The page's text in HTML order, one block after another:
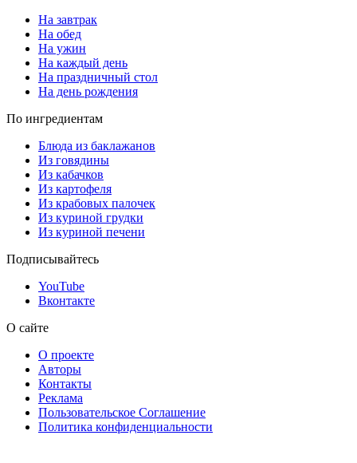
На завтрак
На обед
На ужин
На каждый день
На праздничный стол
На день рождения
По ингредиентам
Блюда из баклажанов
Из говядины
Из кабачков
Из картофеля
Из крабовых палочек
Из куриной грудки
Из куриной печени
Подписывайтесь
YouTube
Вконтакте
О сайте
О проекте
Авторы
Контакты
Реклама
Пользовательское Соглашение
Политика конфиденциальности